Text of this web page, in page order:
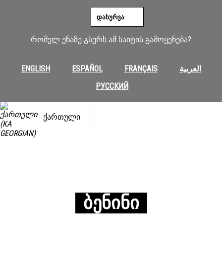
რომელ ენაზე გსურს ამ საიტის გამოყენება?
ENGLISH ESPAÑOL FRANÇAIS
العربية
РУССКИЙ
ᲓᲐᲮᲣᲠᲕᲐ
ᲥᲐᲠᲗᲣᲚᲘ
ᲑᲔᲜᲘᲜᲘ